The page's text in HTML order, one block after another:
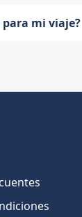
para mi viaje?